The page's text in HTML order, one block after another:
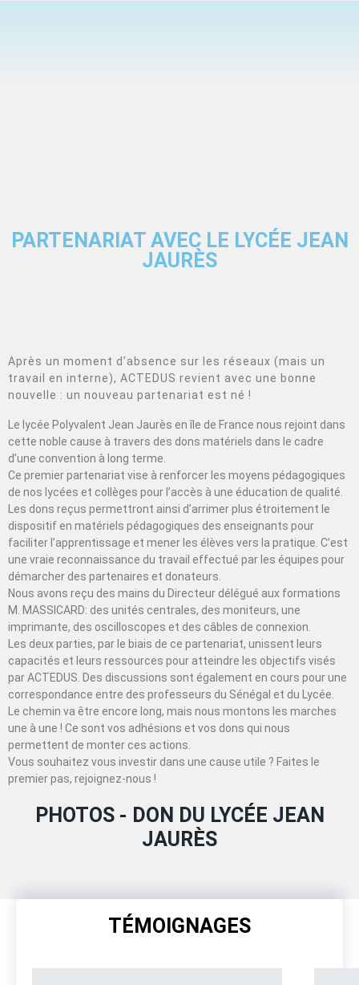
PARTENARIAT AVEC LE LYCÉE JEAN
JAURÈS
Après un moment d’absence sur les réseaux (mais un
travail en interne), ACTEDUS revient avec une bonne
nouvelle : un nouveau partenariat est né !
Le lycée Polyvalent Jean Jaurès en île de France nous rejoint dans
cette noble cause à travers des dons matériels dans le cadre
d’une convention à long terme.
Ce premier partenariat vise à renforcer les moyens pédagogiques
de nos lycées et collèges pour l’accès à une éducation de qualité.
Les dons reçus permettront ainsi d’arrimer plus étroitement le
dispositif en matériels pédagogiques des enseignants pour
faciliter l’apprentissage et mener les élèves vers la pratique. C’est
une vraie reconnaissance du travail effectué par les équipes pour
démarcher des partenaires et donateurs.
Nous avons reçu des mains du Directeur délégué aux formations
M. MASSICARD: des unités centrales, des moniteurs, une
imprimante, des oscilloscopes et des câbles de connexion.
Les deux parties, par le biais de ce partenariat, unissent leurs
capacités et leurs ressources pour atteindre les objectifs visés
par ACTEDUS. Des discussions sont également en cours pour une
correspondance entre des professeurs du Sénégal et du Lycée.
Le chemin va être encore long, mais nous montons les marches
une à une ! Ce sont vos adhésions et vos dons qui nous
permettent de monter ces actions.
Vous souhaitez vous investir dans une cause utile ? Faites le
premier pas, rejoignez-nous !
PHOTOS - DON DU LYCÉE JEAN
JAURÈS
TÉMOIGNAGES